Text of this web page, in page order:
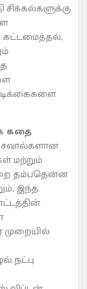
கட்டமைத்தல்,
கதை
மற்றும்
தம்பதென்ன
இந்த
முறையில்
நட்பு